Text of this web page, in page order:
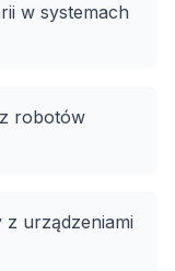
w systemach
robotów
urządzeniami